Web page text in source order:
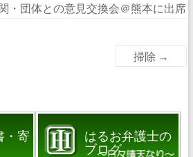
・団体との意見交換会＠熊本に出席
掃除 →
・寄
はるお弁護士の
ブログ